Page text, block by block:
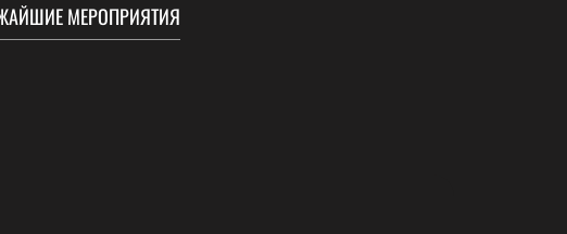
МЕРОПРИЯТИЯ